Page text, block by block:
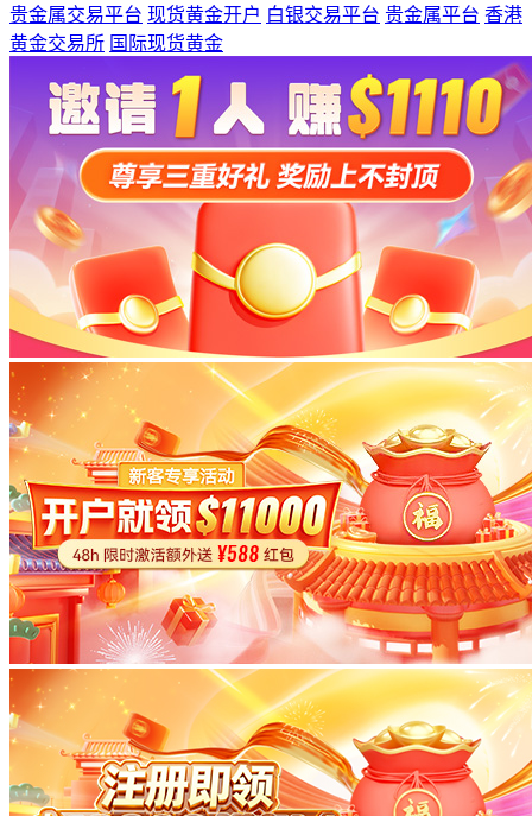
贵金属交易平台 现货黄金开户 白银交易平台 贵金属平台 香港
黄金交易所 国际现货黄金